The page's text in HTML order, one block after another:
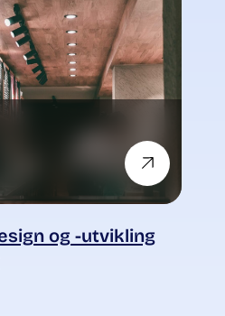
og -utvikling